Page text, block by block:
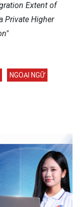
Extent of
Private Higher
NGOẠI NGỮ